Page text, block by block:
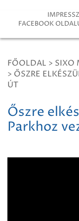
FACEBOOK
FŐOLDAL > SIXO
> ŐSZRE
ÚT
Őszre
Parkhoz